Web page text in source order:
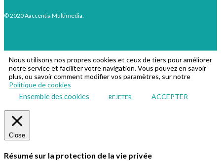
© 2020 Aaccentia Multimedia.
Nous utilisons nos propres cookies et ceux de tiers pour améliorer
notre service et faciliter votre navigation. Vous pouvez en savoir
plus, ou savoir comment modifier vos paramètres, sur notre
Politique de cookies
Ensemble des cookies REJETER ACCEPTER
Close
Résumé sur la protection de la vie privée